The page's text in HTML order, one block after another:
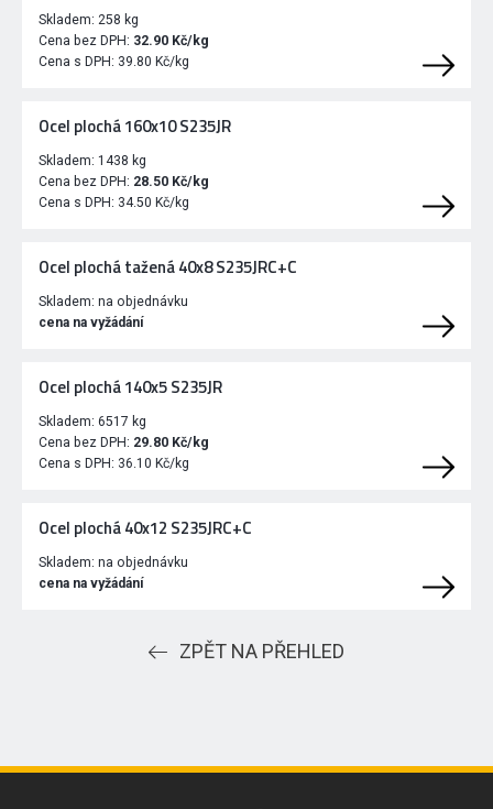
Skladem: 258 kg
Cena bez DPH: 32.90 Kč/kg
Cena s DPH: 39.80 Kč/kg
Ocel plochá 160x10 S235JR
Skladem: 1438 kg
Cena bez DPH: 28.50 Kč/kg
Cena s DPH: 34.50 Kč/kg
Ocel plochá tažená 40x8 S235JRC+C
Skladem: na objednávku
cena na vyžádání
Ocel plochá 140x5 S235JR
Skladem: 6517 kg
Cena bez DPH: 29.80 Kč/kg
Cena s DPH: 36.10 Kč/kg
Ocel plochá 40x12 S235JRC+C
Skladem: na objednávku
cena na vyžádání
ZPĚT NA PŘEHLED